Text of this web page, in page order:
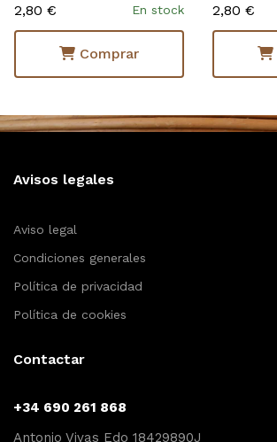
2,80 € En stock
Comprar
2,80 €
Avisos legales
Aviso legal
Condiciones generales
Política de privacidad
Política de cookies
Contactar
+34 690 261 868
Antonio Vivas Edo 18429890J